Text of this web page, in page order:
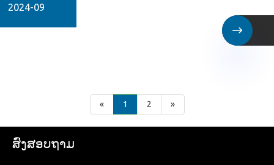
2024-09

« 1 2 »
ສົ່ງສອບຖາມ